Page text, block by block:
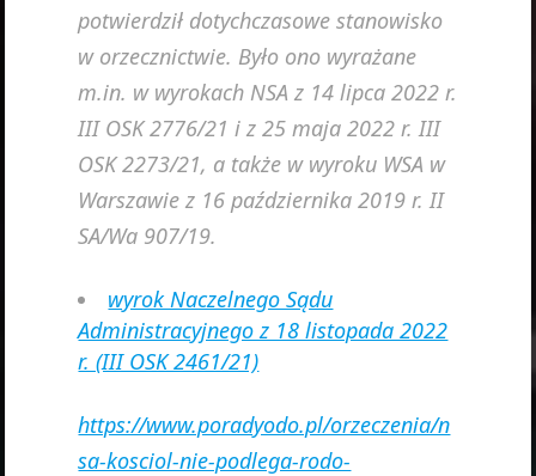
potwierdził dotychczasowe stanowisko
w orzecznictwie. Było ono wyrażane
m.in. w wyrokach NSA z 14 lipca 2022 r.
III OSK 2776/21 i z 25 maja 2022 r. III
OSK 2273/21, a także w wyroku WSA w
Warszawie z 16 października 2019 r. II
SA/Wa 907/19.
wyrok Naczelnego Sądu
Administracyjnego z 18 listopada 2022
r. (III OSK 2461/21)
https://www.poradyodo.pl/orzeczenia/n
sa-kosciol-nie-podlega-rodo-